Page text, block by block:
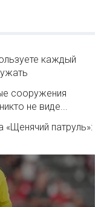
каждый
сооружения
не виде...
«Щенячий патруль»: